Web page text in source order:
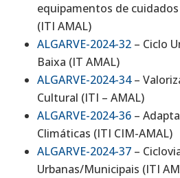
equipamentos de
(ITI AMAL)
ALGARVE-2024-32 – Ciclo
Baixa (IT AMAL)
ALGARVE-2024-34–
Cultural (ITI – AMAL)
ALGARVE-2024-36 –
Climáticas (ITI CIM-AMAL)
ALGARVE-2024-37 –
Urbanas/Municipais (ITI